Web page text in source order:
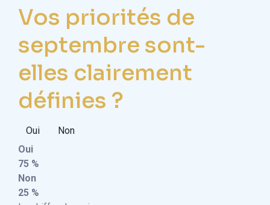
Vos priorités de
septembre sont-
elles clairement
définies ?
Oui
Non
Oui
75 %
Non
25 %